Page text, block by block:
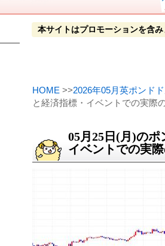
本サイトはプロモーションを含み
HOME >>2026年05月英ポンド
と経済指標・イベントでの実際
05月25日(月)の
イベントでの実